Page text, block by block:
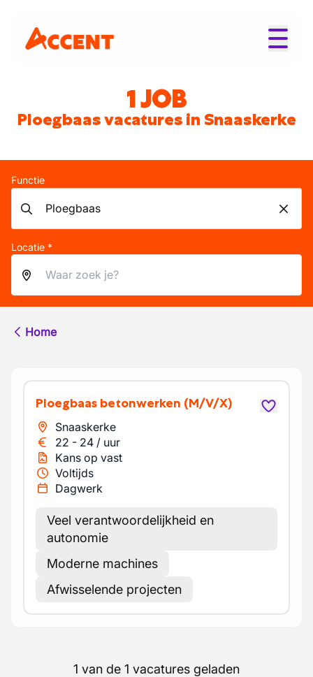
1 JOB
Ploegbaas vacatures in Snaaskerke
Functie
Locatie *
Home
Ploegbaas betonwerken (M/V/X)
Snaaskerke
22 - 24 / uur
Kans op vast
Voltijds
Dagwerk
Veel verantwoordelijkheid en
autonomie
Moderne machines
Afwisselende projecten
1 van de 1 vacatures geladen